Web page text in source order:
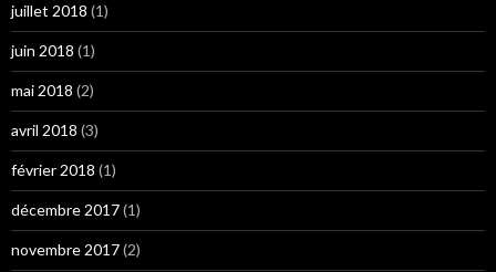
juillet 2018 (1)
juin 2018 (1)
mai 2018 (2)
avril 2018 (3)
février 2018 (1)
décembre 2017(1)
novembre 2017(2)